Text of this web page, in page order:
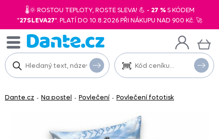
🌡️🌞 ROSTOU TEPLOTY, ROSTE SLEVA! 💪 - 27 %S KÓDEM
"27SLEVA27". PLATÍ DO 10.8.2026 PŘI NÁKUPU NAD 900 Kč. 🚀
Dante.cz - Na postel - Povlečení - Povlečení fototisk